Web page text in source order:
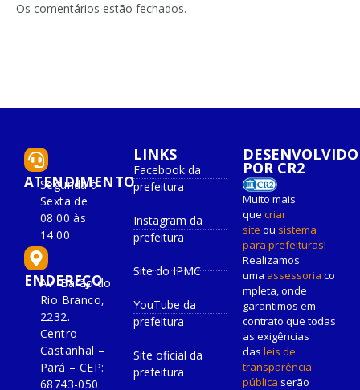
Os comentários estão fechados.
ATENDIMENTO
Segunda à
Sexta de
08:00 às
14:00
ENDEREÇO
Av. Barão do
Rio Branco,
2232.
Centro –
Castanhal –
Pará – CEP:
68743-050
LINKS
Facebook da
prefeitura
Instagram da
prefeitura
Site do IPMC
YouTube da
prefeitura
Site oficial da
prefeitura
DESENVOLVIDO
POR CR2
Muito mais
que criar
site ou sistema
para prefeituras!
Realizamos
uma assessoria co
mpleta, onde
garantimos em
contrato que todas
as exigências
das leis de
transparência
pública serão